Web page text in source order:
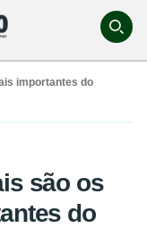
importantes do
são os
do